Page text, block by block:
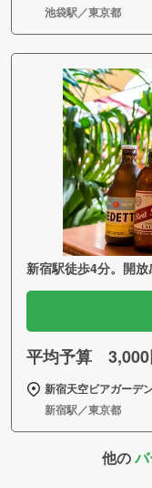
池袋駅／東京都
新宿駅徒歩4分。開放
平均予算 3,000
新宿天空ビアガーデ
新宿駅／東京都
他の